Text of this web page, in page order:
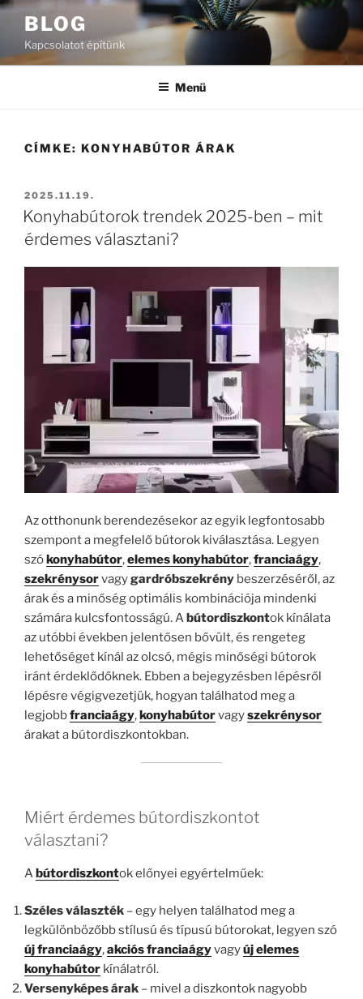
Tartalomhoz
BLOG
Kapcsolatot építünk
Menü
CÍMKE: KONYHABÚTOR ÁRAK
BEKÜLDVE:
2025.11.19.
Konyhabútorok trendek 2025-ben – mit
érdemes választani?
Az otthonunk berendezésekor az egyik legfontosabb
szempont a megfelelő bútorok kiválasztása. Legyen
szókonyhabútor,elemes konyhabútor,franciaágy,
szekrénysorvagygardróbszekrény beszerzéséről, az
árak és a minőség optimális kombinációja mindenki
számára kulcsfontosságú. Abútordiszkontok kínálata
az utóbbi években jelentősen bővült, és rengeteg
lehetőséget kínál az olcsó, mégis minőségi bútorok
iránt érdeklődőknek. Ebben a bejegyzésben lépésről
lépésre végigvezetjük, hogyan találhatod meg a
legjobbfranciaágy,konyhabútorvagyszekrénysor
árakat a bútordiszkontokban.
Miért érdemes bútordiszkontot
választani?
Abútordiszkontok előnyei egyértelműek:
Széles választék – egy helyen találhatod meg a
legkülönbözőbb stílusú és típusú bútorokat, legyen szó
új franciaágy,akciós franciaágyvagyúj elemes
konyhabútor kínálatról.
Versenyképes árak – mivel a diszkontok nagyobb